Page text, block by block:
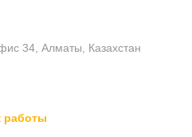
34, Алматы, Казахстан
работы